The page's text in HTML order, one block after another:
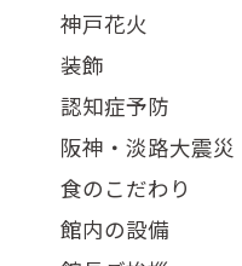
神戸花火
装飾
認知症予防
阪神・淡路大震災
食のこだわり
館内の設備